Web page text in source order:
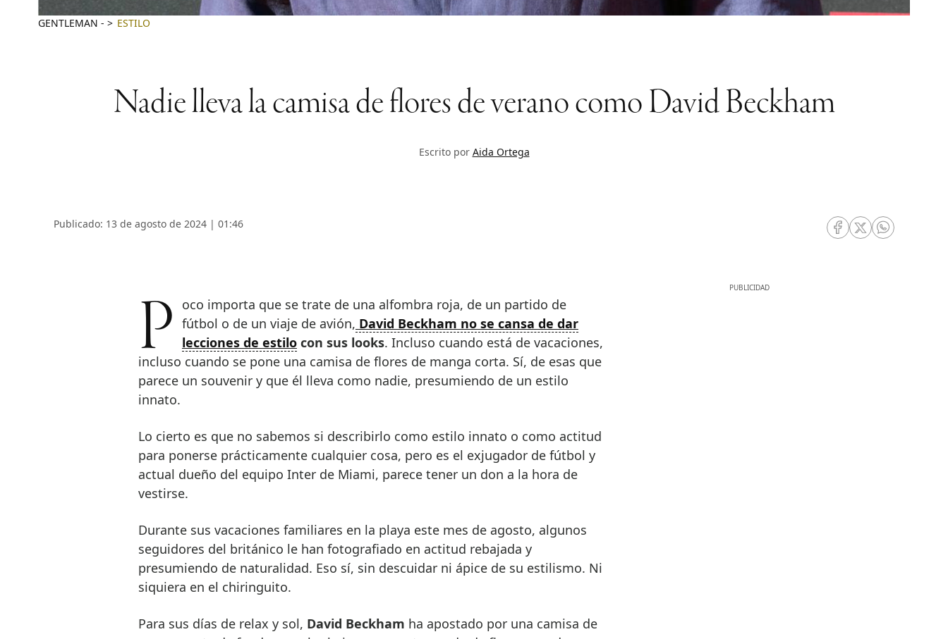
GENTLEMAN - ESTILO
Nadie lleva la camisa de flores de verano como David Beckham
Escrito por Aida Ortega
Publicado: 13 de agosto de 2024 | 01:46
RRSS Facebook
RRSS Twitter
RRSS
Poco importa que se trate de una alfombra roja, de un partido de fútbol o de un viaje de avión, David Beckham no se cansa de dar
lecciones de estilocon sus looks. Incluso cuando está de vacaciones,
incluso cuando se pone una camisa de flores de manga corta. Sí, de esas que
parece un souvenir y que él lleva como nadie, presumiendo de un estilo
innato.
Lo cierto es que no sabemos si describirlo como estilo innato o como actitud
para ponerse prácticamente cualquier cosa, pero es el exjugador de fútbol y
actual dueño del equipo Inter de Miami, parece tener un don a la hora de
vestirse.
Durante sus vacaciones familiares en la playa este mes de agosto, algunos
seguidores del británico le han fotografiado en actitud rebajada y
presumiendo de naturalidad. Eso sí, sin descuidar ni ápice de su estilismo. Ni
siquiera en el chiringuito.
Para sus días de relax y sol, David Beckham ha apostado por una camisa de